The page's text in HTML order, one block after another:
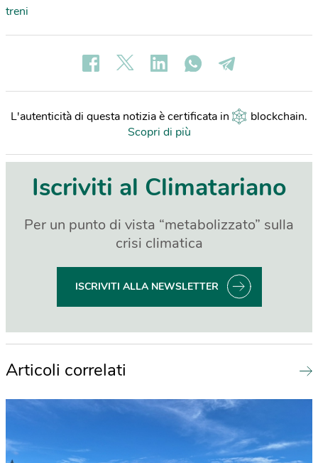
treni
L'autenticità di questa notizia è certificata in blockchain.
Scopri di più
Iscriviti al Climatariano
Per un punto di vista “metabolizzato” sulla
crisi climatica
ISCRIVITI ALLA NEWSLETTER
Articoli correlati